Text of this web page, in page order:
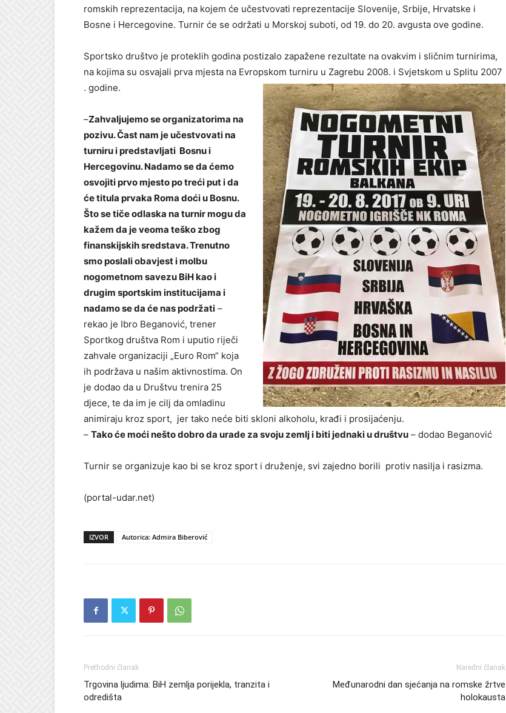
romskih reprezentacija, na kojem će učestvovati reprezentacije Slovenije, Srbije, Hrvatske i
Bosne i Hercegovine. Turnir će se održati u Morskoj suboti, od 19. do 20. avgusta ove godine.
Sportsko društvo je proteklih godina postizalo zapažene rezultate na ovakvim i sličnim turnirima,
na kojima su osvajali prva mjesta na Evropskom turniru u Zagrebu 2008. i Svjetskom u Splitu 2007
. godine.
–Zahvaljujemo se organizatorima na
pozivu. Čast nam je učestvovati na
turniru i predstavljati Bosnu i
Hercegovinu. Nadamo se da ćemo
osvojiti prvo mjesto po treći put i da
će titula prvaka Roma doći u Bosnu.
Što se tiče odlaska na turnir mogu da
kažem da je veoma teško zbog
finanskijskih sredstava. Trenutno
smo poslali obavjest i molbu
nogometnom savezu BiH kao i
drugim sportskim institucijama i
nadamo se da će nas podržati –
rekao je Ibro Beganović, trener
Sportkog društva Rom i uputio riječi
zahvale organizaciji „Euro Rom“ koja
ih podržava u našim aktivnostima. On
je dodao da u Društvu trenira 25
djece, te da im je cilj da omladinu
animiraju kroz sport, jer tako neće biti skloni alkoholu, krađi i prosijaćenju.
– Tako će moći nešto dobro da urade za svoju zemlj i biti jednaki u društvu – dodao Beganović
Turnir se organizuje kao bi se kroz sport i druženje, svi zajedno borili protiv nasilja i rasizma.
(portal-udar.net)
IZVOR Autorica: Admira Biberović
Prethodni članak
Trgovina ljudima: BiH zemlja porijekla, tranzita i
odredišta
Naredni članak
Međunarodni dan sjećanja na romske žrtve
holokausta